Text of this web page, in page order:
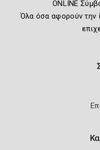
ONLINE
Όλα όσα αφορούν την